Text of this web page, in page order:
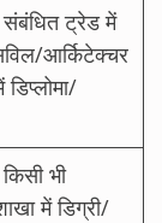
संबंधित ट्रेड में
आर्किटेक्चर
डिप्लोमा/
किसी भी
में डिग्री/